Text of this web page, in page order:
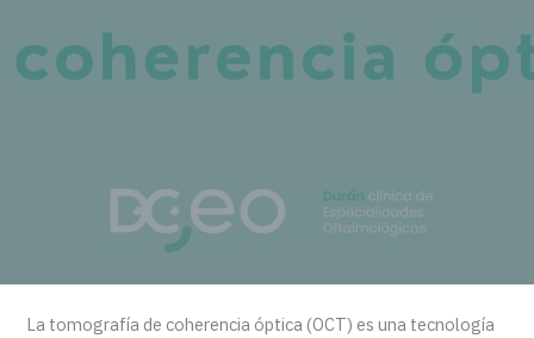
La tomografía de coherencia óptica (OCT) es una tecnología